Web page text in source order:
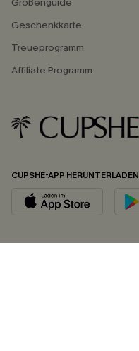
Geschenkkarte
Treueprogramm
Affiliate Programm
CUPSHE-APP HERUNTERLADEN